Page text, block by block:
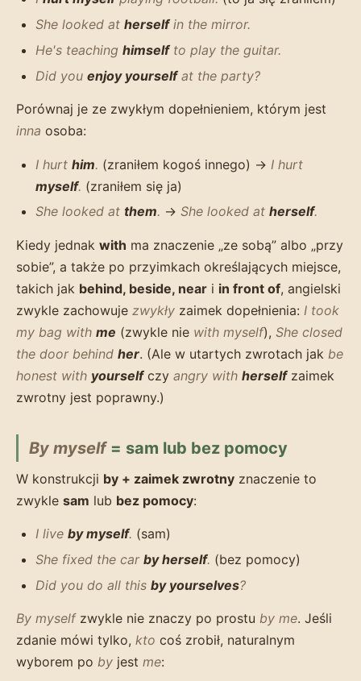
She looked at herselfin the mirror.
He's teaching himselfto play the guitar.
Did you enjoy yourselfat the party?
Porównaj je ze zwykłym dopełnieniem, którym jest
inna osoba:
I hurt him. (zraniłem kogoś innego) → I hurt
myself. (zraniłem się ja)
She looked at them. → She looked at herself.
Kiedy jednak with ma znaczenie „ze sobą” albo „przy
sobie”, a także po przyimkach określających miejsce,
takich jak behind, beside, near i in front of, angielski
zwykle zachowuje zwykły zaimek dopełnienia: I took
my bag with me (zwykle nie with myself), She closed
the door behind her. (Ale w utartych zwrotach jak be
honest with yourselfczy angry with herselfzaimek
zwrotny jest poprawny.)
By myself= sam lub bez pomocy
W konstrukcji by + zaimek zwrotny znaczenie to
zwykle sam lub bez pomocy:
I live by myself. (sam)
She fixed the car by herself. (bez pomocy)
Did you do all this by yourselves?
By myselfzwykle nie znaczy po prostu by me. Jeśli
zdanie mówi tylko, kto coś zrobił, naturalnym
wyborem po by jest me: